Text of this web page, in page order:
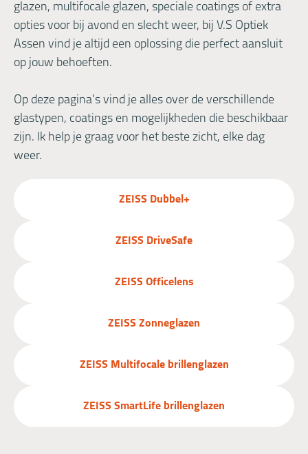
glazen, multifocale glazen, speciale coatings of extra
opties voor bij avond en slecht weer, bij V.S Optiek
Assen vind je altijd een oplossing die perfect aansluit
op jouw behoeften.
Op deze pagina's vind je alles over de verschillende
glastypen, coatings en mogelijkheden die beschikbaar
zijn. Ik help je graag voor het beste zicht, elke dag
weer.
ZEISS Dubbel+
ZEISS DriveSafe
ZEISS Officelens
ZEISS Zonneglazen
ZEISS Multifocale brillenglazen
ZEISS SmartLife brillenglazen